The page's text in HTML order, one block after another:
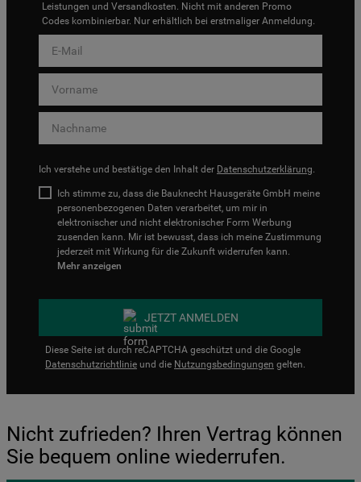
Leistungen und Versandkosten. Nicht mit anderen Promo
Codes kombinierbar. Nur erhältlich bei erstmaliger Anmeldung.
Ich verstehe und bestätige den Inhalt der Datenschutzerklärung.
Ich stimme zu, dass die Bauknecht Hausgeräte GmbH meine
personenbezogenen Daten verarbeitet, um mir in
elektronischer und nicht elektronischer Form Werbung
zusenden kann. Mir ist bewusst, dass ich meine Zustimmung
jederzeit mit Wirkung für die Zukunft widerrufen kann.
Mehr anzeigen
JETZT ANMELDEN
Diese Seite ist durch reCAPTCHA geschützt und die Google
Datenschutzrichtlinie und die Nutzungsbedingungen gelten.
Nicht zufrieden? Ihren Vertrag können
Sie bequem online wiederrufen.